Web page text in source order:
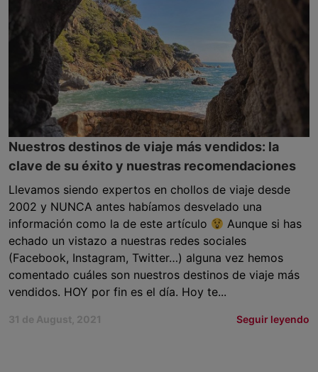
Nuestros destinos de viaje más vendidos: la
clave de su éxito y nuestras recomendaciones
Llevamos siendo expertos en chollos de viaje desde
2002 y NUNCA antes habíamos desvelado una
información como la de este artículo
Aunque si has
echado un vistazo a nuestras redes sociales
(Facebook, Instagram, Twitter…) alguna vez hemos
comentado cuáles son nuestros destinos de viaje más
vendidos. HOY por fin es el día. Hoy te...
31 de August, 2021 Seguir leyendo